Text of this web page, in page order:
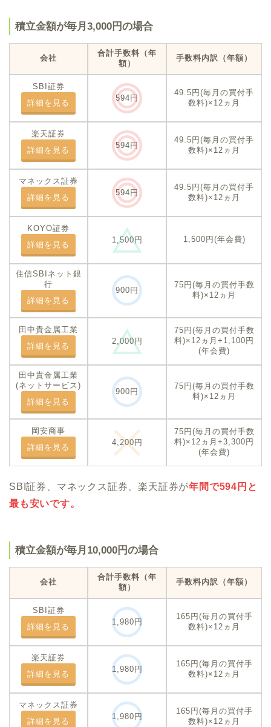
積立金額が毎月3,000円の場合
会社
合計手数料 （年
額）
手数料内訳（年額）
SBI証券
詳細を見る
594円
49.5円(毎月の買付手
数料)×12ヵ月
楽天証券
詳細を見る
594円
49.5円(毎月の買付手
数料)×12ヵ月
マネックス証券
詳細を見る
594円
49.5円(毎月の買付手
数料)×12ヵ月
KOYO証券
詳細を見る
1,500円 1,500円(年会費)
住信SBIネット銀
行
詳細を見る
900円
75円(毎月の買付手数
料)×12ヵ月
田中貴金属工業
詳細を見る
2,000円
75円(毎月の買付手数
料)×12ヵ月+1,100円
(年会費)
田中貴金属工業
(ネットサービス)
詳細を見る
900円
75円(毎月の買付手数
料)×12ヵ月
岡安商事
詳細を見る
4,200円
75円(毎月の買付手数
料)×12ヵ月+3,300円
(年会費)
SBI証券、マネックス証券、楽天証券が年間で594円と
最も安いです。
積立金額が毎月10,000円の場合
会社
合計手数料 （年
額）
手数料内訳（年額）
SBI証券
詳細を見る
1,980円
165円(毎月の買付手
数料)×12ヵ月
楽天証券
詳細を見る
1,980円
165円(毎月の買付手
数料)×12ヵ月
マネックス証券
詳細を見る
1,980円
165円(毎月の買付手
数料)×12ヵ月